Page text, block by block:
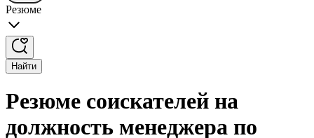
Резюме
Найти
Резюме соискателей на
должность менеджера по